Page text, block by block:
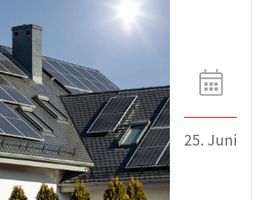
25. Juni